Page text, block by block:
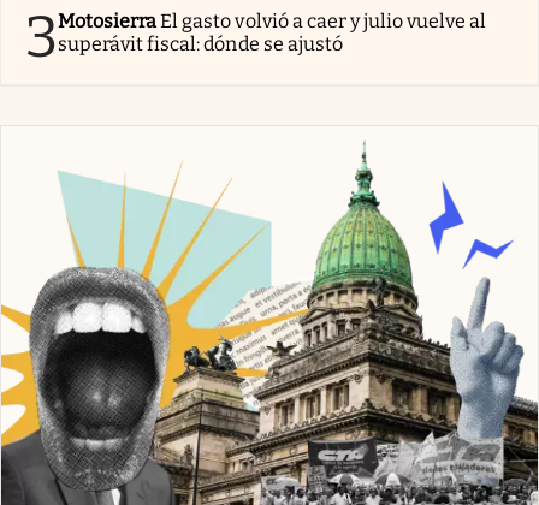
3MotosierraEl gasto volvió a caer y julio vuelve al
superávit fiscal: dónde se ajustó